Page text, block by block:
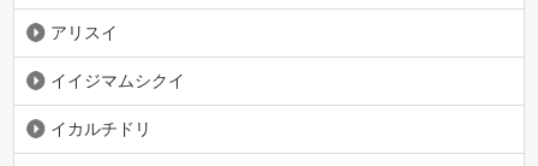
アリスイ
イイジマムシクイ
イカルチドリ